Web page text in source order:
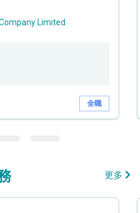
Limited
全職
更多